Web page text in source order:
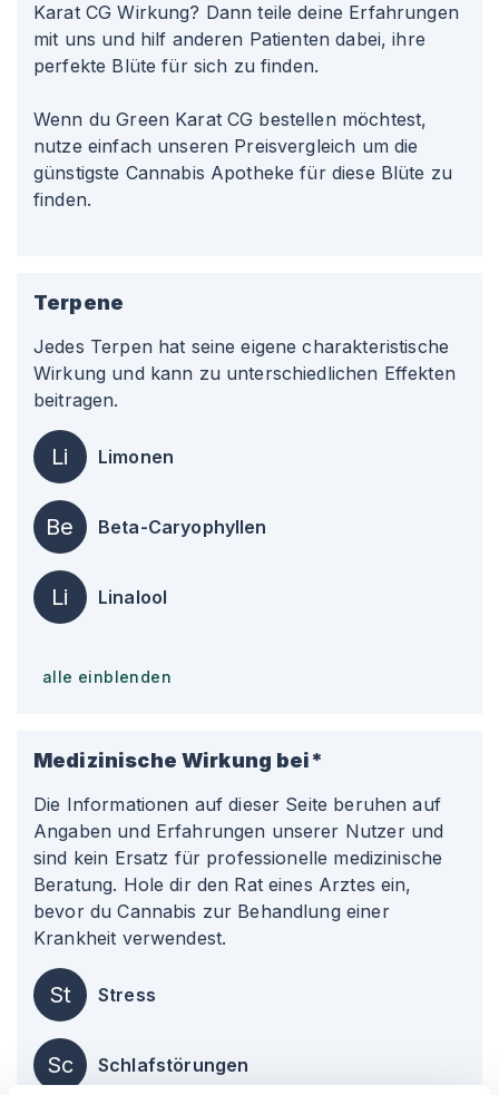
Karat CG Wirkung? Dann teile deine Erfahrungen
mit uns und hilf anderen Patienten dabei, ihre
perfekte Blüte für sich zu finden.
Wenn du Green Karat CG bestellen möchtest,
nutze einfach unseren Preisvergleich um die
günstigste Cannabis Apotheke für diese Blüte zu
finden.
Terpene
Jedes Terpen hat seine eigene charakteristische
Wirkung und kann zu unterschiedlichen Effekten
beitragen.
Li Limonen
Be Beta-Caryophyllen
Li Linalool
alle einblenden
Medizinische Wirkung bei*
Die Informationen auf dieser Seite beruhen auf
Angaben und Erfahrungen unserer Nutzer und
sind kein Ersatz für professionelle medizinische
Beratung. Hole dir den Rat eines Arztes ein,
bevor du Cannabis zur Behandlung einer
Krankheit verwendest.
St Stress
Sc Schlafstörungen